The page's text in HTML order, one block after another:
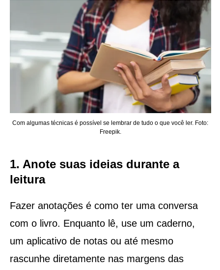
Com algumas técnicas é possível se lembrar de tudo o que você ler. Foto:
Freepik.
1. Anote suas ideias durante a
leitura
Fazer anotações é como ter uma conversa
com o livro. Enquanto lê, use um caderno,
um aplicativo de notas ou até mesmo
rascunhe diretamente nas margens das